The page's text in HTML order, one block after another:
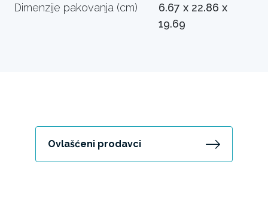
Dimenzije pakovanja (cm)
6.67 x 22.86 x
19.69
Ovlašćeni prodavci